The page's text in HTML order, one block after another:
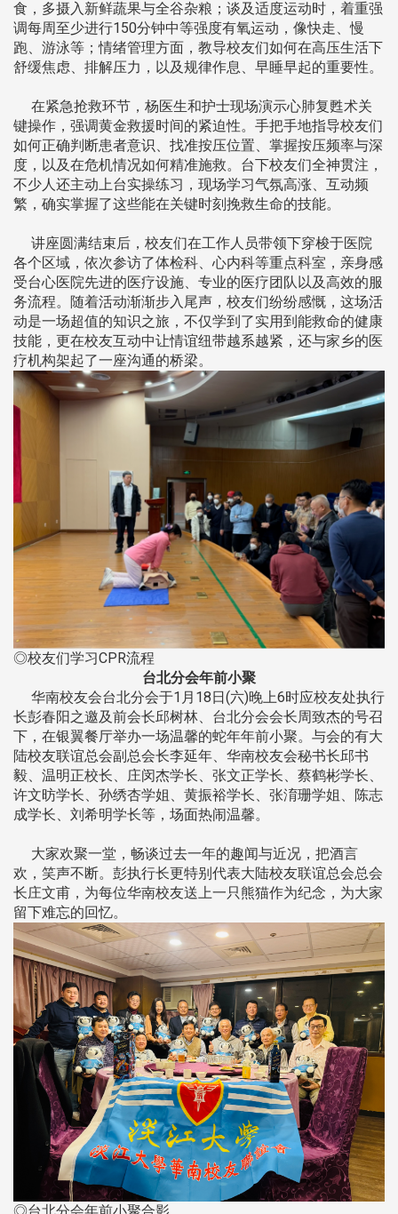
食，多摄入新鲜蔬果与全谷杂粮；谈及适度运动时，着重强
调每周至少进行150分钟中等强度有氧运动，像快走、慢
跑、游泳等；情绪管理方面，教导校友们如何在高压生活下
舒缓焦虑、排解压力，以及规律作息、早睡早起的重要性。
在紧急抢救环节，杨医生和护士现场演示心肺复甦术关
键操作，强调黄金救援时间的紧迫性。手把手地指导校友们
如何正确判断患者意识、找准按压位置、掌握按压频率与深
度，以及在危机情况如何精准施救。台下校友们全神贯注，
不少人还主动上台实操练习，现场学习气氛高涨、互动频
繁，确实掌握了这些能在关键时刻挽救生命的技能。
讲座圆满结束后，校友们在工作人员带领下穿梭于医院
各个区域，依次参访了体检科、心内科等重点科室，亲身感
受台心医院先进的医疗设施、专业的医疗团队以及高效的服
务流程。随着活动渐渐步入尾声，校友们纷纷感慨，这场活
动是一场超值的知识之旅，不仅学到了实用到能救命的健康
技能，更在校友互动中让情谊纽带越系越紧，还与家乡的医
疗机构架起了一座沟通的桥梁。
◎校友们学习CPR流程
台北分会年前小聚
华南校友会台北分会于1月18日(六)晚上6时应校友处执行
长彭春阳之邀及前会长邱树林、台北分会会长周致杰的号召
下，在银翼餐厅举办一场温馨的蛇年年前小聚。与会的有大
陆校友联谊总会副总会长李延年、华南校友会秘书长邱书
毅、温明正校长、庄闵杰学长、张文正学长、蔡鹤彬学长、
许文昉学长、孙绣杏学姐、黄振裕学长、张淯珊学姐、陈志
成学长、刘希明学长等，场面热闹温馨。
大家欢聚一堂，畅谈过去一年的趣闻与近况，把酒言
欢，笑声不断。彭执行长更特别代表大陆校友联谊总会总会
长庄文甫，为每位华南校友送上一只熊猫作为纪念，为大家
留下难忘的回忆。